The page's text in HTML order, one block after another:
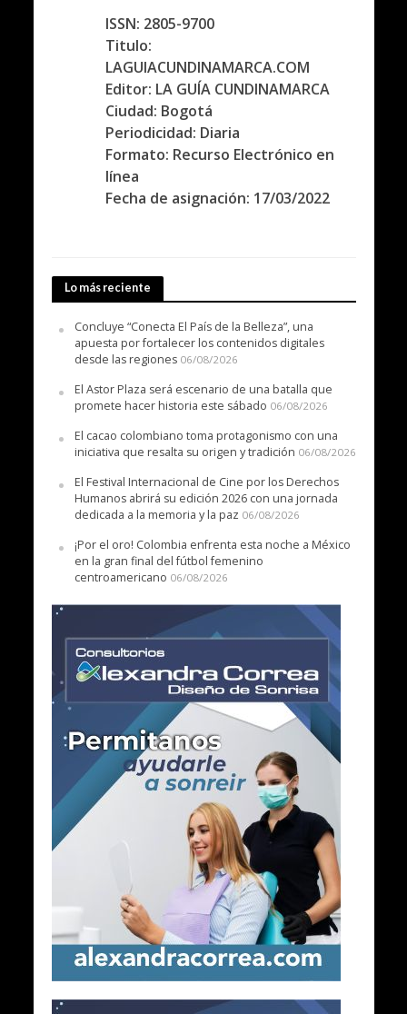
ISSN: 2805-9700
Titulo:
LAGUIACUNDINAMARCA.COM
Editor: LA GUÍA CUNDINAMARCA
Ciudad: Bogotá
Periodicidad: Diaria
Formato: Recurso Electrónico en
línea
Fecha de asignación: 17/03/2022
Lo más reciente
Concluye “Conecta El País de la Belleza”, una
apuesta por fortalecer los contenidos digitales
desde las regiones 06/08/2026
El Astor Plaza será escenario de una batalla que
promete hacer historia este sábado 06/08/2026
El cacao colombiano toma protagonismo con una
iniciativa que resalta su origen y tradición 06/08/2026
El Festival Internacional de Cine por los Derechos
Humanos abrirá su edición 2026 con una jornada
dedicada a la memoria y la paz 06/08/2026
¡Por el oro! Colombia enfrenta esta noche a México
en la gran final del fútbol femenino
centroamericano 06/08/2026